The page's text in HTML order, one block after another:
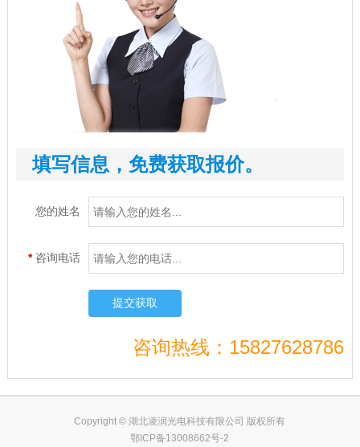
填写信息，免费获取报价。
您的姓名
* 咨询电话
提交获取
咨询热线：15827628786
Copyright © 湖北凌润光电科技有限公司 版权所有
鄂ICP备13008662号-2